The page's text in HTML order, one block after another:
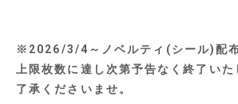
※2026/3/4～ノベルティ(シール)配布
上限枚数に達し次第予告なく終了い
了承くださいませ。